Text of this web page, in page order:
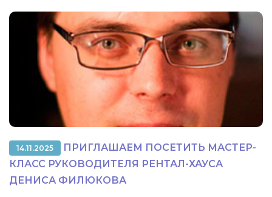
14.11.2025
ПРИГЛАШАЕМ ПОСЕТИТЬ МАСТЕР-
КЛАСС РУКОВОДИТЕЛЯ РЕНТАЛ-ХАУСА
ДЕНИСА ФИЛЮКОВА